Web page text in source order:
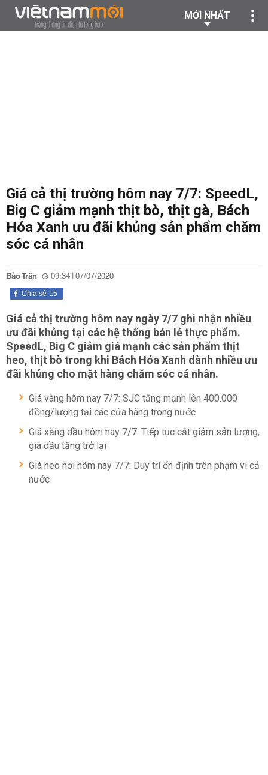
MỚI NHẤT
Giá cả thị trường hôm nay 7/7: SpeedL,
Big C giảm mạnh thịt bò, thịt gà, Bách
Hóa Xanh ưu đãi khủng sản phẩm chăm
sóc cá nhân
Bảo Trân 09:34 | 07/07/2020
15
Chia sẻ
Giá cả thị trường hôm nay ngày 7/7 ghi nhận nhiều
ưu đãi khủng tại các hệ thống bán lẻ thực phẩm.
SpeedL, Big C giảm giá mạnh các sản phẩm thịt
heo, thịt bò trong khi Bách Hóa Xanh dành nhiều ưu
đãi khủng cho mặt hàng chăm sóc cá nhân.
Giá vàng hôm nay 7/7: SJC tăng mạnh lên 400.000
đồng/lượng tại các cửa hàng trong nước
Giá xăng dầu hôm nay 7/7: Tiếp tục cắt giảm sản lượng,
giá dầu tăng trở lại
Giá heo hơi hôm nay 7/7: Duy trì ổn định trên phạm vi cả
nước